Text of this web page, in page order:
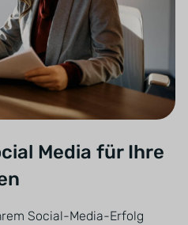
Media für Ihre
Social-Media-Erfolg